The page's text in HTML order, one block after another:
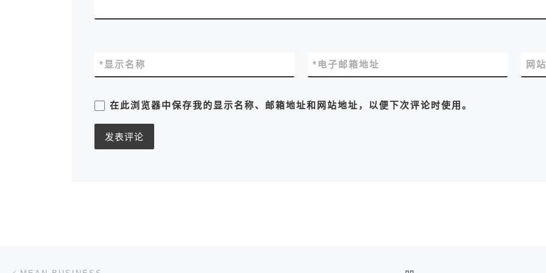
显示名称
* 电子邮箱地址
* 网
在此浏览器中保存我的显示名称、邮箱地址和网站地址，以便下次评论时使用。
文章导航